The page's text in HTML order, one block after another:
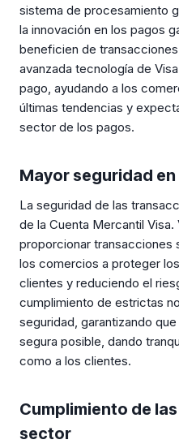
sistema de procesamiento
la innovación en los pagos
beneficien de
avanzada tecnología de
pago, ayudando a los
últimas tendencias y
sector de los pagos.
Mayor seguridad
La seguridad de las
de la Cuenta Mercantil
proporcionar transacciones
los comercios a proteger
clientes y reduciendo el
cumplimiento de estrictas
seguridad, garantizando
segura posible, dando
como a los clientes.
Cumplimiento de
sector